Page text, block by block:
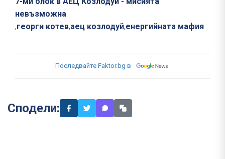
невъзможна
,георги котев,аец козлодуй,енергийната мафия
Последвайте Faktor.bg в
Сподели: